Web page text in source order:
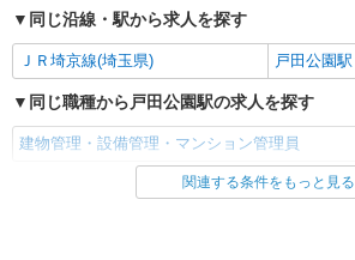
同じ沿線・駅から求人を探す
ＪＲ埼京線(埼玉県) 戸田公園駅
同じ職種から戸田公園駅の求人を探す
建物管理・設備管理・マンション管理員
同じ雇用形態から戸田公園駅の求人を探す
関連する条件をもっと見る